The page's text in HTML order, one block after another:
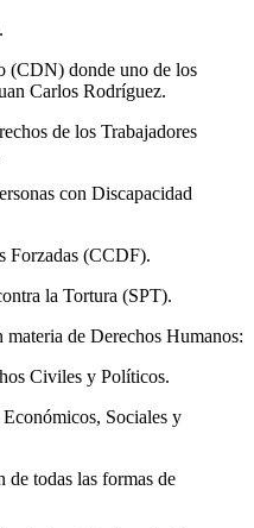
(CDN) donde uno de los
Carlos Rodríguez.
de los Trabajadores
con Discapacidad
Forzadas (CCDF).
la Tortura (SPT).
de Derechos Humanos:
Civiles y Políticos.
Sociales y
todas las formas de